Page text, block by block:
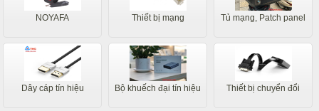
NOYAFA Thiết bị mạng Tủ mạng, Patch panel
Dây cáp tín hiệu Bộ khuếch đại tín hiệu Thiết bị chuyển đổi